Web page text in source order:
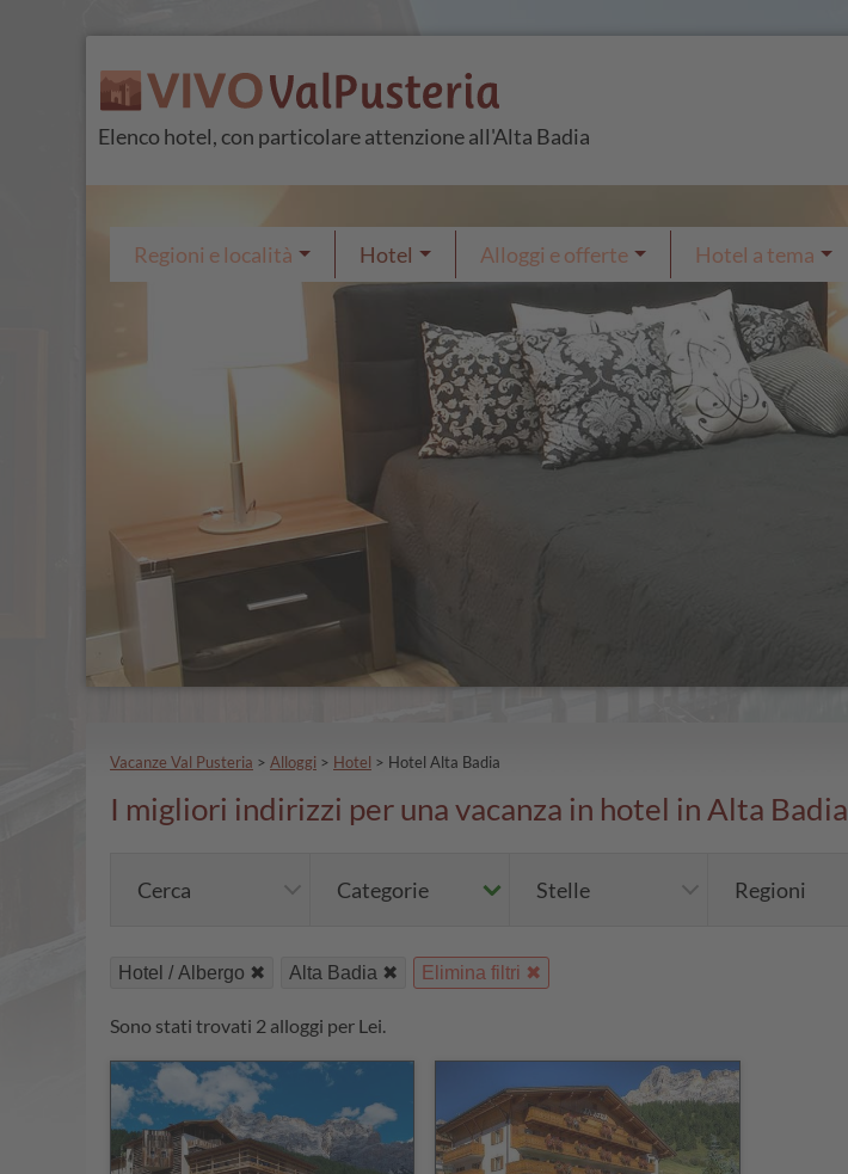
Elenco hotel, con particolare attenzione all'Alta Badia
Regioni e località Hotel Alloggi e offerte Hotel a tema
Vacanze Val Pusteria > Alloggi > Hotel > Hotel Alta Badia
I migliori indirizzi per una vacanza in hotel in Alta Badia
Cerca Categorie Stelle Regioni
Hotel / Albergo Alta Badia Elimina filtri
Sono stati trovati 2 alloggi per Lei.